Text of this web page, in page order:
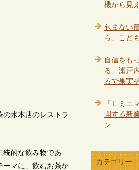
水本店のレストラ
統的な飲み物であ
ーマに、飲むお茶か
機から見
包まない
ら、こど
自信をも
る、瀬戸
るで果実
『Ｌミニ
開する新
ン
カテゴリー